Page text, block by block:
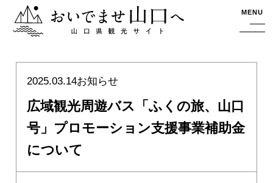
おいでませ山口へー山口県観光サイト MENU
広域観光周遊バス「ふくの旅、山口
号」プロモーション支援事業補助金
について
2025.03.14お知らせ